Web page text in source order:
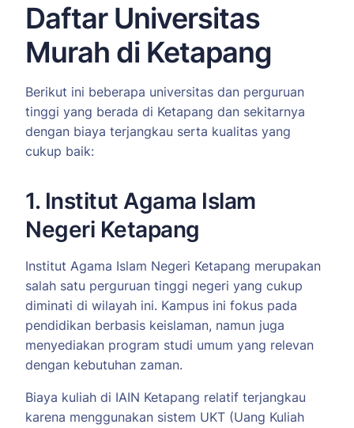
Daftar Universitas
Murah di Ketapang
Berikut ini beberapa universitas dan perguruan
tinggi yang berada di Ketapang dan sekitarnya
dengan biaya terjangkau serta kualitas yang
cukup baik:
1. Institut Agama Islam
Negeri Ketapang
Institut Agama Islam Negeri Ketapang merupakan
salah satu perguruan tinggi negeri yang cukup
diminati di wilayah ini. Kampus ini fokus pada
pendidikan berbasis keislaman, namun juga
menyediakan program studi umum yang relevan
dengan kebutuhan zaman.
Biaya kuliah di IAIN Ketapang relatif terjangkau
karena menggunakan sistem UKT (Uang Kuliah